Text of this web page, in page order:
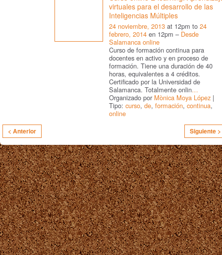
virtuales para el desarrollo de las
Inteligencias Múltiples
24 noviembre, 2013 at 12pm to 24
febrero, 2014 en 12pm – Desde
Salamanca online
Curso de formación continua para
docentes en activo y en proceso de
formación. Tiene una duración de 40
horas, equivalentes a 4 créditos.
Certificado por la Universidad de
Salamanca. Totalmente onlin…
Organizado por Mònica Moya López |
Tipo: curso, de, formación, continua,
online
< Anterior Siguiente >